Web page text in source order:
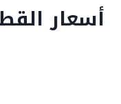
أسعار